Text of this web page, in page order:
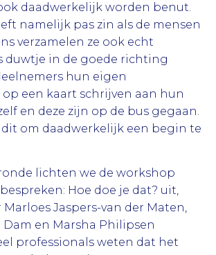
daadwerkelijk worden benut.
namelijk pas zin als de mensen
verzamelen ze ook echt
duwtje in de goede richting
hun eigen
een kaart schrijven aan hun
en deze zijn op de bus gegaan.
om daadwerkelijk een begin te
lichten we de workshop
Hoe doe je dat? uit,
Jaspers-van der Maten,
Dam en Marsha Philipsen
professionals weten dat het